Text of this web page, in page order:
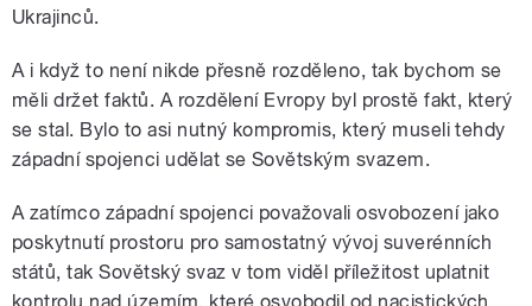
Ukrajinců.
A i když to není nikde přesně rozděleno, tak bychom se
měli držet faktů. A rozdělení Evropy byl prostě fakt, který
se stal. Bylo to asi nutný kompromis, který museli tehdy
západní spojenci udělat se Sovětským svazem.
A zatímco západní spojenci považovali osvobození jako
poskytnutí prostoru pro samostatný vývoj suverénních
států, tak Sovětský svaz v tom viděl příležitost uplatnit
kontrolu nad územím, které osvobodil od nacistických